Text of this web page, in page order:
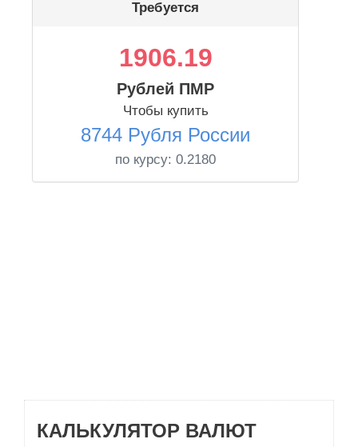
Требуется
1906.19
Рублей ПМР
Чтобы купить
8744 Рубля России
по курсу: 0.2180
КАЛЬКУЛЯТОР ВАЛЮТ